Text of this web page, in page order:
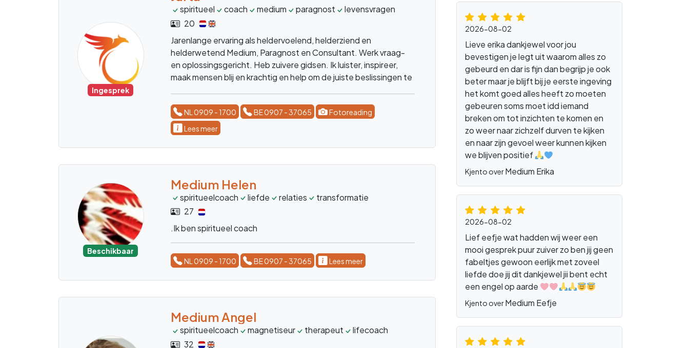
Beschikbaar
35
Medium-paragnost Francis. kan op afstand healingen geven.
Met haar helder voelend, ziend, en horendheid kan zij uw twijfels
wegnemen
NL 0909 - 1700 BE 0907 - 37065
Fotoreading
Beschikbaar
tweelingzielen zielsconnecties financien groei werk
levensvragen
36
Specialist Helderziend/Healer. Ben je op zoek naar wie je
werkelijk bent? Samen zoeken we uit wat je ware zelf is en
transformeren we je voor de toekomst.
NL 0909 - 1700 BE 0907 - 37065
E-consult
Medium Alicja
bewustwordingscoach paragnost dieren
2026-08-02
Lieve erika dankjewel voor jou
bevestigen je legt uit waarom alles zo
gebeurd en dar is fijn dan begrijp je ook
beter maar je blijft bij je eerste ingeving
het komt goed alles heeft zo moeten
gebeuren soms moet idd iemand
breken om tot inzichten te komen en
zo weer naar zichzelf durven te kijken
en naar zijn gevoel weer kunnen kijken
we blijven positief
Kjento overMedium Erika
2026-08-02
Lief eefje wat hadden wij weer een
mooi gesprek puur zuiver zo ben jij geen
fabeltjes gewoon eerlijk met zoveel
liefde doe jij dit dankjewel jii bent echt
een engel op aarde
Kjento overMedium Eefje